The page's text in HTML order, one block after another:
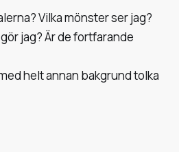
Vilka mönster ser jag?
jag? Är de fortfarande
helt annan bakgrund tolka